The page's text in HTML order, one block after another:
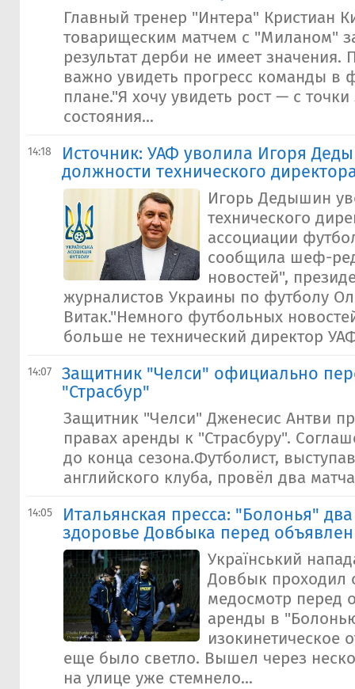
Главный тренер "Интера" Кристиан
товарищеским матчем с "Миланом"
результат дерби не имеет значения.
важно увидеть прогресс команды в
плане."Я хочу увидеть рост — с
состояния...
14:18
Источник: УАФ уволила Игоря
должности технического
Игорь Дедышин
технического
ассоциации
сообщила шеф-
новостей",
журналистов Украины по футболу
Витак."Немного футбольных
больше не технический директор
14:07
Защитник "Челси" официально
"Страсбур"
Защитник "Челси" Дженесис Антви
правах аренды к "Страсбуру".
до конца сезона.Футболист,
английского клуба, провёл два
14:05
Итальянская пресса: "Болонья"
здоровье Довбыка перед
Український
Довбык проходил
медосмотр перед
аренды в
изокинетическое
еще было светло. Вышел через
на улице уже стемнело...